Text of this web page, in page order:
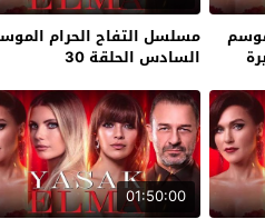
مسلسل التفاح الحرام
السادس الحلقة 30
01:50:00